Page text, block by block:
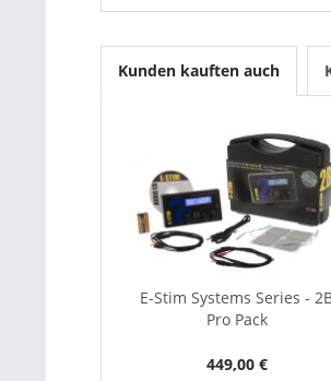
Kunden kauften auch
E-Stim Systems Series -
Pro Pack
449,00 €